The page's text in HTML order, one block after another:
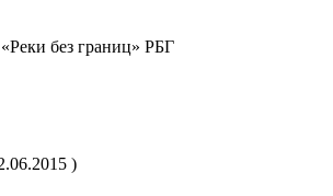
без границ» РБГ
)